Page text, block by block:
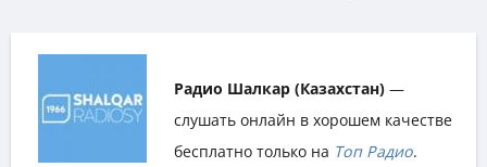
Радио Шалкар (Казахстан) —
слушать онлайн в хорошем качестве
бесплатно только на Топ Радио.